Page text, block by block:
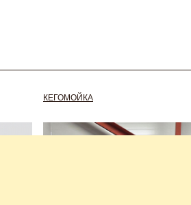
КЕГОМОЙКА